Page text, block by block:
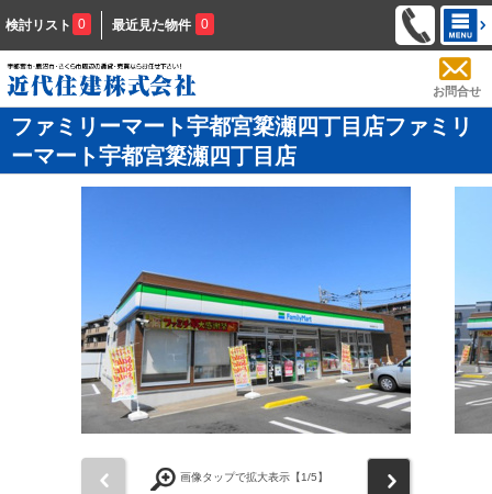
検討リスト 0 最近見た物件 0
お問合せ
ファミリーマート宇都宮簗瀬四丁目店ファミリ
ーマート宇都宮簗瀬四丁目店
画像タップで拡大表示【1/5】